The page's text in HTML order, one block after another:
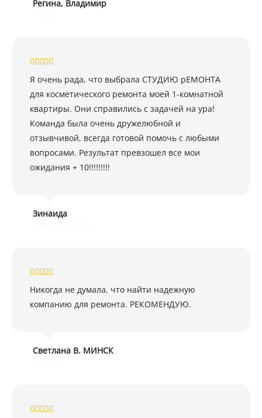
Регина, Владимир
Я очень рада, что выбрала СТУДИЮ рЕМОНТА
для косметического ремонта моей 1-комнатной
квартиры. Они справились с задачей на ура!
Команда была очень дружелюбной и
отзывчивой, всегда готовой помочь с любыми
вопросами. Результат превзошел все мои
ожидания + 10!!!!!!!!!
Зинаида
Никогда не думала, что найти надежную
компанию для ремонта. РЕКОМЕНДУЮ.
Светлана В. МИНСК